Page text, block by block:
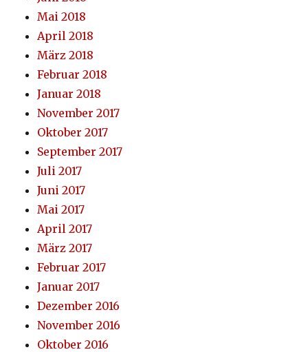
Mai 2018
April 2018
März 2018
Februar 2018
Januar 2018
November 2017
Oktober 2017
September 2017
Juli 2017
Juni 2017
Mai 2017
April 2017
März 2017
Februar 2017
Januar 2017
Dezember 2016
November 2016
Oktober 2016